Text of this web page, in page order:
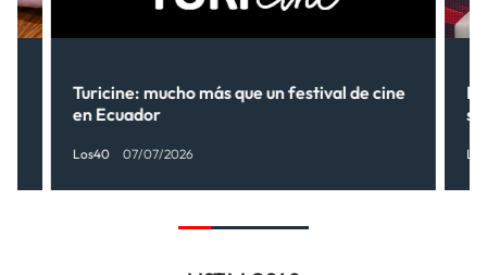
Turicine: mucho más que un festival de cine
en Ecuador
Los40 07/07/2026